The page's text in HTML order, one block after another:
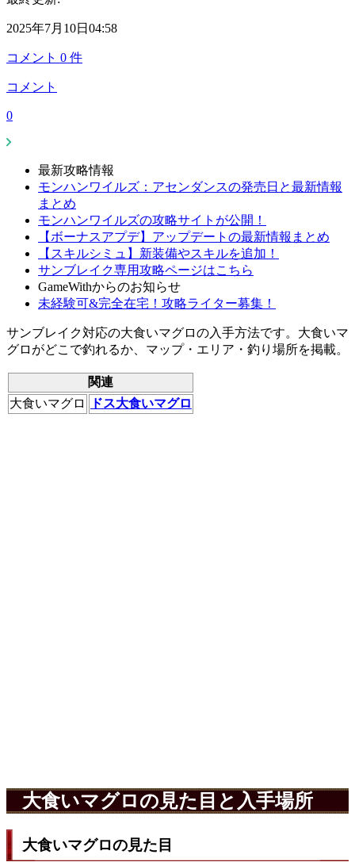
2025年7月10日04:58
コメント 0 件
コメント
0
最新攻略情報
モンハンワイルズ：アセンダンスの発売日と最新情報
まとめ
モンハンワイルズの攻略サイトが公開！
【ボーナスアプデ】アップデートの最新情報まとめ
【スキルシミュ】新装備やスキルを追加！
サンブレイク専用攻略ページはこちら
GameWithからのお知らせ
未経験可&完全在宅！攻略ライター募集！
サンブレイク対応の大食いマグロの入手方法です。大食いマ
グロがどこで釣れるか、マップ・エリア・釣り場所を掲載。
関連
大食いマグロ
ドス大食いマグロ
大食いマグロの見た目と入手場所
大食いマグロの見た目